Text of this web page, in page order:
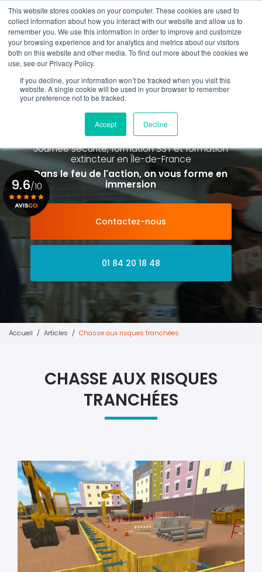
This website stores cookies on your computer. These cookies are used to
collect information about how you interact with our website and allow us to
remember you. We use this information in order to improve and customize
your browsing experience and for analytics and metrics about our visitors
both on this website and other media. To find out more about the cookies we
use, see our Privacy Policy.
If you decline, your information won’t be tracked when you visit this
website. A single cookie will be used in your browser to remember
your preference not to be tracked.
Accept Decline
Aller
au
contenu
principal
01 84 20 18 48
Rappel gratuit
Spécialiste de la formation SST et
de la Formation Incendie
à Paris La Défense depuis 2015
Journée sécurité, formation SST et formation
extincteuren Île-de-France
Dans le feu de l'action, on vous forme en
immersion
Contactez-nous
01 84 20 18 48
9.6/10
Voir le certificat
Accueil Articles Chasse aux risques tranchées
CHASSE AUX RISQUES
TRANCHÉES